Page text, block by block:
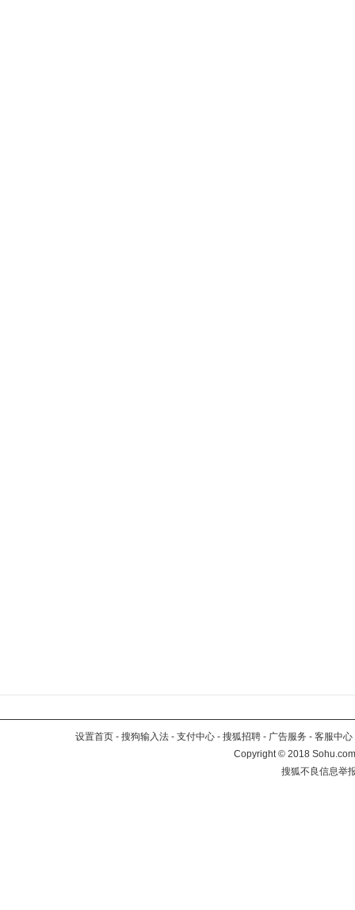
设置首页 - 搜狗输入法 - 支付中心 - 搜狐招聘 - 广告服务 - 客服中心
Copyright©2018
搜狐不良信息举